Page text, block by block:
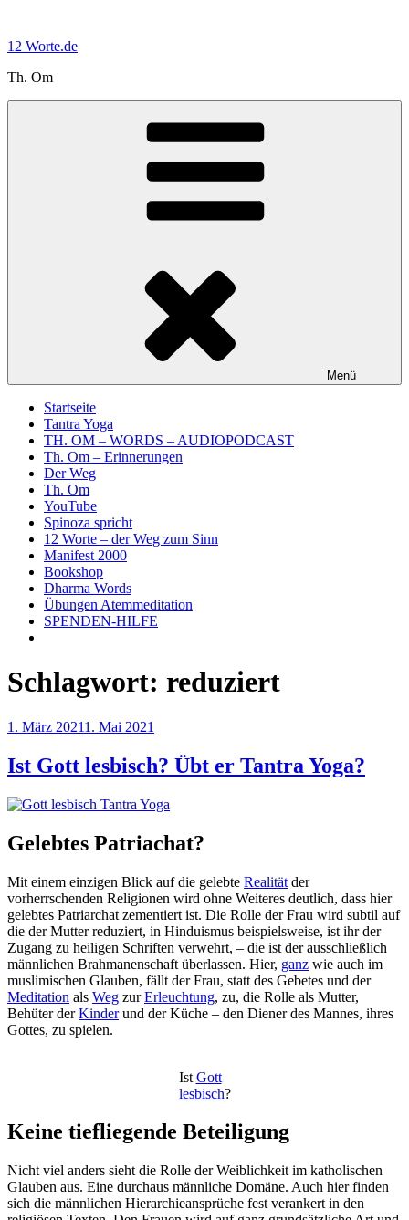
springen
12 Worte.de
Th. Om
Menü
Startseite
Tantra Yoga
TH. OM – WORDS – AUDIOPODCAST
Th. Om – Erinnerungen
Der Weg
Th. Om
YouTube
Spinoza spricht
12 Worte – der Weg zum Sinn
Manifest 2000
Bookshop
Dharma Words
Übungen Atemmeditation
SPENDEN-HILFE
Schlagwort: reduziert
Veröffentlicht
1. März 20211. Mai 2021
Ist Gott lesbisch? Übt er Tantra Yoga?
Gelebtes Patriachat?
Mit einem einzigen Blick auf die gelebte Realität der
vorherrschenden Religionen wird ohne Weiteres deutlich, dass hier
gelebtes Patriarchat zementiert ist. Die Rolle der Frau wird subtil auf
die der Mutter reduziert, in Hinduismus beispielsweise, ist ihr der
Zugang zu heiligen Schriften verwehrt, – die ist der ausschließlich
männlichen Brahmanenschaft überlassen. Hier, ganz wie auch im
muslimischen Glauben, fällt der Frau, statt des Gebetes und der
Meditation als Weg zurErleuchtung, zu, die Rolle als Mutter,
Behüter derKinderund der Küche – den Diener des Mannes, ihres
Gottes, zu spielen.
Ist Gott
lesbisch?
Keine tiefliegende Beteiligung
Nicht viel anders sieht die Rolle der Weiblichkeit im katholischen
Glauben aus. Eine durchaus männliche Domäne. Auch hier finden
sich die männlichen Hierarchieansprüche fest verankert in den